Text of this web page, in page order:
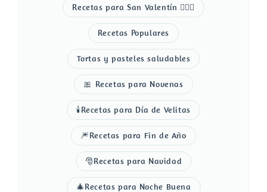
Recetas para San Valentín 👩‍❤️‍👨
Recetas Populares
Tortas y pasteles saludables
🎀 Recetas para Novenas
🕯️Recetas para Día de Velitas
🎆Recetas para Fin de Año
🎅Recetas para Navidad
🎄Recetas para Noche Buena